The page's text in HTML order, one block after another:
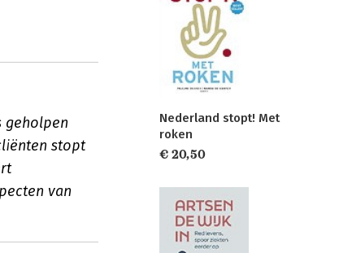
geholpen
stopt
van
Nederland stopt! Met
roken
€ 20,50